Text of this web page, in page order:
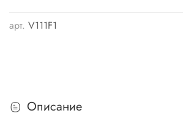
арт. V111F1
Описание